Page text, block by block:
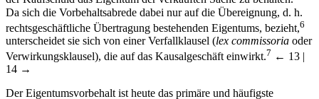
der Kaufschuld das Eigentum der verkauften Sache zu behalten. 5
Da sich die Vorbehaltsabrede dabei nur auf die Übereignung, d. h.
rechtsgeschäftliche Übertragung bestehenden Eigentums, bezieht,6
unterscheidet sie sich von einer Verfallklausel (lex commissoria oder
Verwirkungsklausel), die auf das Kausalgeschäft einwirkt.